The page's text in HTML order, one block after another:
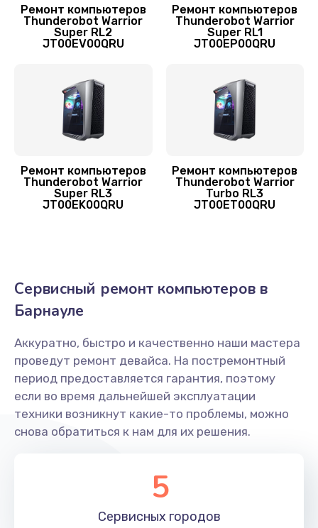
Ремонт компьютеров
Thunderobot Warrior
Super RL2
JT00EV00QRU
Ремонт компьютеров
Thunderobot Warrior
Super RL1
JT00EP00QRU
Ремонт компьютеров
Thunderobot Warrior
Super RL3
JT00EK00QRU
Ремонт компьютеров
Thunderobot Warrior
Turbo RL3
JT00ET00QRU
Сервисный ремонт компьютеров в
Барнауле
Аккуратно, быстро и качественно наши мастера
проведут ремонт девайса. На постремонтный
период предоставляется гарантия, поэтому
если во время дальнейшей эксплуатации
техники возникнут какие-то проблемы, можно
снова обратиться к нам для их решения.
5
Сервисных городов